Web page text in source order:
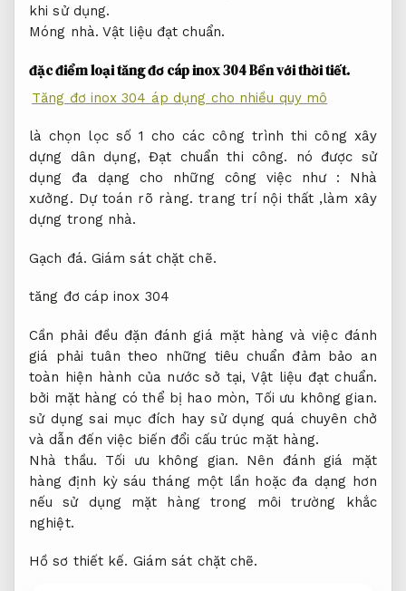
khi sử dụng.
Móng nhà. Vật liệu đạt chuẩn.
đặc điểm loại tăng đơ cáp inox 304Bền với thời tiết.
Tăng đơ inox 304 áp dụng cho nhiều quy mô
là chọn lọc số 1 cho các công trình thi công xây
dựng dân dụng, Đạt chuẩn thi công. nó được sử
dụng đa dạng cho những công việc như : Nhà
xưởng. Dự toán rõ ràng. trang trí nội thất ,làm xây
dựng trong nhà.
Gạch đá. Giám sát chặt chẽ.
tăng đơ cáp inox 304
Cần phải đều đặn đánh giá mặt hàng và việc đánh
giá phải tuân theo những tiêu chuẩn đảm bảo an
toàn hiện hành của nước sở tại, Vật liệu đạt chuẩn.
bởi mặt hàng có thể bị hao mòn, Tối ưu không gian.
sử dụng sai mục đích hay sử dụng quá chuyên chở
và dẫn đến việc biến đổi cấu trúc mặt hàng.
Nhà thầu.
Tối ưu không gian. Nên đánh giá mặt
hàng định kỳ sáu tháng một lần hoặc đa dạng hơn
nếu sử dụng mặt hàng trong môi trường khắc
nghiệt.
Hồ sơ thiết kế. Giám sát chặt chẽ.